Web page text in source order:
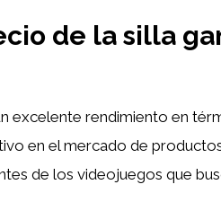
de la silla
excelente rendimiento en
en el mercado de
de los videojuegos que